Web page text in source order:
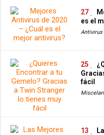
27
es el
Antivirus
25
fácil
13